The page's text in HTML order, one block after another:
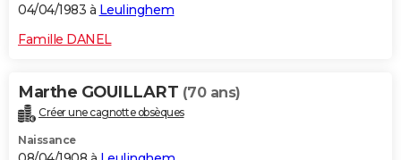
04/04/1983 à Leulinghem
Famille DANEL
Marthe GOUILLART (70 ans)
Créer une cagnotte obsèques
Naissance